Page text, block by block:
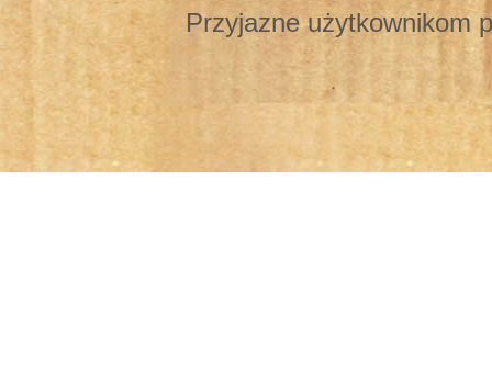
Przyjazne użytkownikom